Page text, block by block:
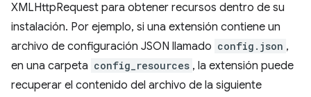
XMLHttpRequest para obtener recursos dentro de su
instalación. Por ejemplo, si una extensión contiene un
archivo de configuración JSON llamado config.json ,
en una carpeta config_resources , la extensión puede
recuperar el contenido del archivo de la siguiente